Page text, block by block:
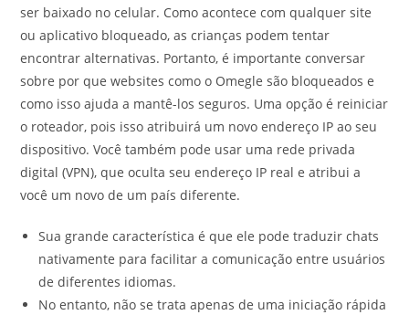
ser baixado no celular. Como acontece com qualquer site
ou aplicativo bloqueado, as crianças podem tentar
encontrar alternativas. Portanto, é importante conversar
sobre por que websites como o Omegle são bloqueados e
como isso ajuda a mantê-los seguros. ⁣Uma opção é reiniciar
o roteador, pois isso atribuirá um novo endereço IP ao seu
dispositivo. Você também pode usar uma rede privada
digital (VPN), que oculta seu endereço IP real e atribui a
você um novo de um país diferente.
Sua grande característica é que ele pode traduzir chats
nativamente para facilitar a comunicação entre usuários
de diferentes idiomas.
No entanto, não se trata apenas de uma iniciação rápida